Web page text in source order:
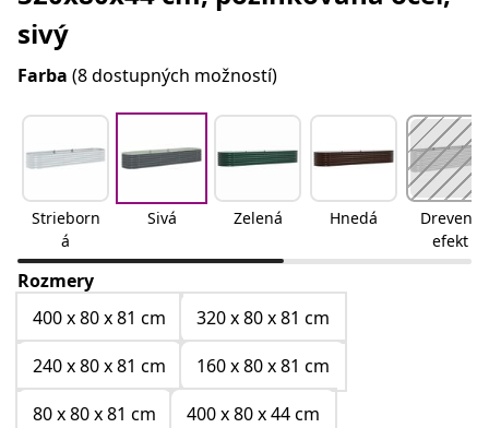
sivý
Farba (8 dostupných možností)
Strieborn
á
Sivá Zelená Hnedá
Drevený
efekt
Rozmery
400 x 80 x 81 cm
320 x 80 x 81 cm
240 x 80 x 81 cm
160 x 80 x 81 cm
80 x 80 x 81 cm
400 x 80 x 44 cm